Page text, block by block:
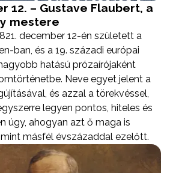
12. – Gustave Flaubert, a
mestere
december 12-én született a
ban, és a 19. századi európai
hatású prózaírójaként
Neve egyet jelent a
és azzal a törekvéssel,
legyen pontos, hiteles és
úgy, ahogyan azt ő maga is
másfél évszázaddal ezelőtt.